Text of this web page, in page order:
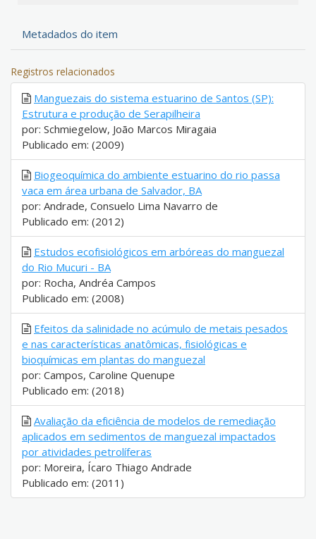
Metadados do item
Registros relacionados
Manguezais do sistema estuarino de Santos (SP):
Estrutura e produção de Serapilheira
por: Schmiegelow, João Marcos Miragaia
Publicado em: (2009)
Biogeoquímica do ambiente estuarino do rio passa
vaca em área urbana de Salvador, BA
por: Andrade, Consuelo Lima Navarro de
Publicado em: (2012)
Estudos ecofisiológicos em arbóreas do manguezal
do Rio Mucuri - BA
por: Rocha, Andréa Campos
Publicado em: (2008)
Efeitos da salinidade no acúmulo de metais pesados
e nas características anatômicas, fisiológicas e
bioquímicas em plantas do manguezal
por: Campos, Caroline Quenupe
Publicado em: (2018)
Avaliação da eficiência de modelos de remediação
aplicados em sedimentos de manguezal impactados
por atividades petrolíferas
por: Moreira, Ícaro Thiago Andrade
Publicado em: (2011)